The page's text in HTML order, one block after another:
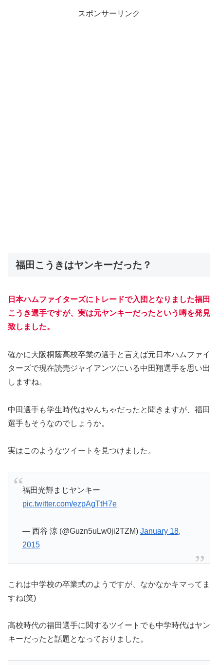
スポンサーリンク
福田こうきはヤンキーだった？
日本ハムファイターズにトレードで入団となりました福田
こうき選手ですが、実は元ヤンキーだったという噂を発見
致しました。
確かに大阪桐蔭高校卒業の選手と言えば元日本ハムファイ
ターズで現在読売ジャイアンツにいる中田翔選手を思い出
しますね。
中田選手も学生時代はやんちゃだったと聞きますが、福田
選手もそうなのでしょうか。
実はこのようなツイートを見つけました。
福田光輝まじヤンキー
pic.twitter.com/ezpAgTtH7e
— 西谷 涼 (@Guzn5uLw0ji2TZM) January 18,
2015
これは中学校の卒業式のようですが、なかなかキマってま
すね(笑)
高校時代の福田選手に関するツイートでも中学時代はヤン
キーだったと話題となっておりました。